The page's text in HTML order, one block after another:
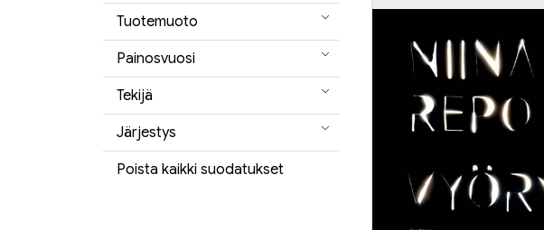
Tuotemuoto
Painosvuosi
Tekijä
Järjestys
Poista kaikki suodatukset